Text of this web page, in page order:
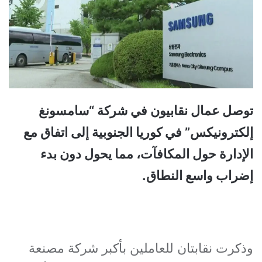
توصل عمال نقابيون في شركة “سامسونغ
إلكترونيكس” في كوريا الجنوبية إلى اتفاق مع
الإدارة حول المكافآت، مما يحول دون بدء
إضراب واسع النطاق.
وذكرت نقابتان للعاملين بأكبر شركة مصنعة